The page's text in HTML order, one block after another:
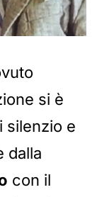
si è
silenzio e
dalla
con il